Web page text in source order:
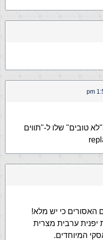
טובים" שלו ל-"תווים
האסורים כי יש מלא!
יפנית ערבית מצרית
המיוחדים.